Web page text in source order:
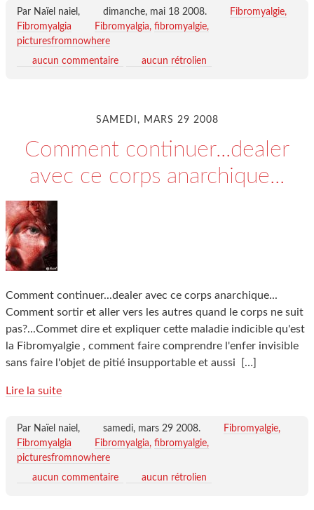
Par Naïel naiel, dimanche, mai 18 2008.
Fibromyalgie,
Fibromyalgia
Fibromyalgia fibromyalgie
picturesfromnowhere
aucun commentaire
aucun rétrolien
SAMEDI, MARS 29 2008
Comment continuer...dealer
avec ce corps anarchique...
Comment continuer...dealer avec ce corps anarchique...
Comment sortir et aller vers les autres quand le corps ne suit
pas?...Commet dire et expliquer cette maladie indicible qu'est
la Fibromyalgie , comment faire comprendre l'enfer invisible
sans faire l'objet de pitié insupportable et aussi
[…]
Lire la suite
Par Naïel naiel, samedi, mars 29 2008.
Fibromyalgie,
Fibromyalgia
Fibromyalgia fibromyalgie
picturesfromnowhere
aucun commentaire
aucun rétrolien